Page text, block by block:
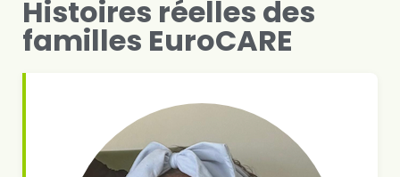
Histoires réelles des
familles EuroCARE